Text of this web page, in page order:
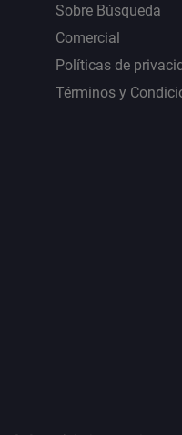
Sobre Búsqueda
Comercial
Políticas de
Términos y